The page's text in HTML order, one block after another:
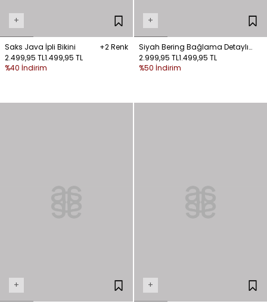
+
Saks Java İpli Bikini
+2 Renk
2.499,95 TL1.499,95 TL
%40 İndirim
+
Siyah Bering Bağlama Detaylı
Mayo
2.999,95 TL1.499,95 TL
%50 İndirim
+ +